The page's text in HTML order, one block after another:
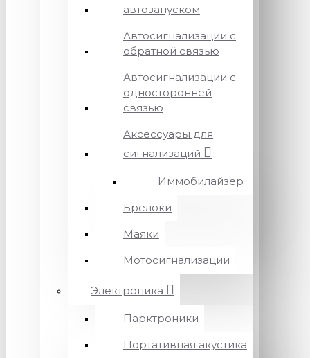
автозапуском
Автосигнализации с
обратной связью
Автосигнализации с
односторонней
связью
Аксессуары для
сигнализаций
Иммобилайзер
Брелоки
Маяки
Мотосигнализации
Электроника
Парктроники
Портативная акустика